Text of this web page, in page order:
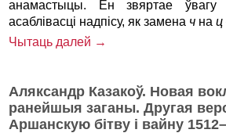
анамастыцы. Ён звяртае ўвагу
асаблівасці надпісу, як замена ч нац
Чытаць далей →
Аляксандр Казакоў. Новая
ранейшыя заганы. Другая
Аршанскую бітву і вайну